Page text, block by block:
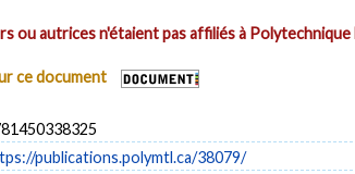
ou autrices n'étaient pas affiliés à
ce document
publications.polymtl.ca/38079/